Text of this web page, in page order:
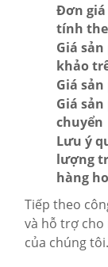
Đơn giá
tính
Giá
khảo
Giá
Giá
chuyển
Lưu ý
lượng
hàng
Tiếp theo
và hỗ trợ
của chúng tôi.